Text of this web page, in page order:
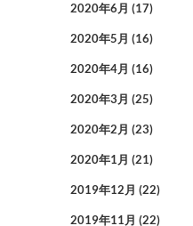
2020年6月 (17)
2020年5月 (16)
2020年4月 (16)
2020年3月 (25)
2020年2月 (23)
2020年1月 (21)
2019年12月 (22)
2019年11月 (22)